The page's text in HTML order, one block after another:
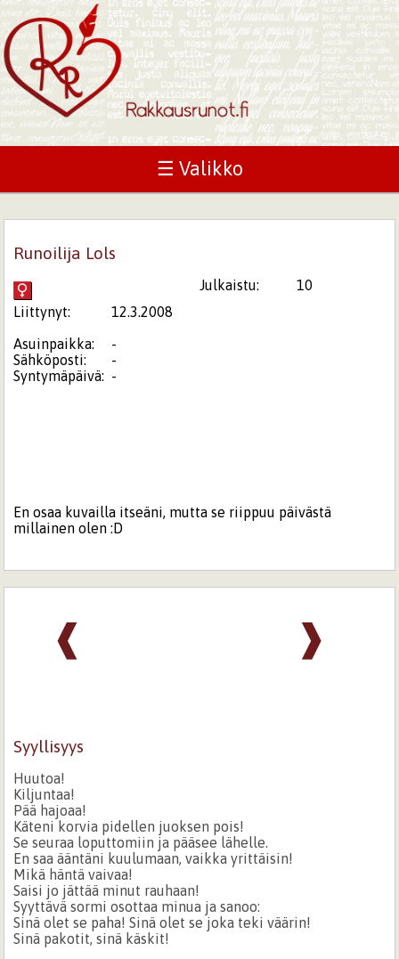
☰ Valikko
Runoilija Lols
Julkaistu:
10
Liittynyt:
12.3.2008
Asuinpaikka:
-
Sähköposti:
-
Syntymäpäivä: -
En osaa kuvailla itseäni, mutta se riippuu päivästä
millainen olen :D
❱
❰
Syyllisyys
Huutoa!
Kiljuntaa!
Pää hajoaa!
Käteni korvia pidellen juoksen pois!
Se seuraa loputtomiin ja pääsee lähelle.
En saa ääntäni kuulumaan, vaikka yrittäisin!
Mikä häntä vaivaa!
Saisi jo jättää minut rauhaan!
Syyttävä sormi osottaa minua ja sanoo:
Sinä olet se paha! Sinä olet se joka teki väärin!
Sinä pakotit, sinä käskit!